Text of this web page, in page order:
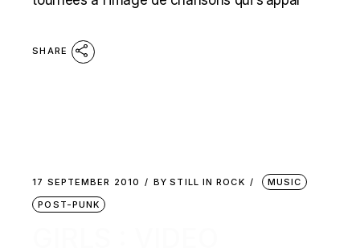
SHARE
17 SEPTEMBER 2010 BY STILL IN ROCK
MUSIC
POST-PUNK